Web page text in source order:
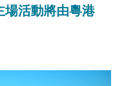
場活動將由粵港